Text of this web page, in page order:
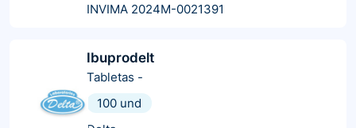
INVIMA 2024M-0021391
Ibuprodelt
Tabletas -
100 und